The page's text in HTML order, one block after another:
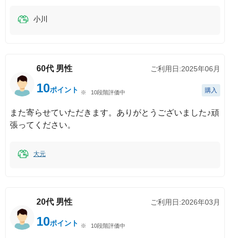
小川
60代 男性 ご利用日:2025年06月
10ポイント 10段階評価中 購入
また寄らせていただきます。ありがとうございました♪頑
張ってください。
大元
20代 男性 ご利用日:2026年03月
10ポイント 10段階評価中